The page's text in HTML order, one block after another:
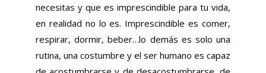
necesitas y que es imprescindible para tu vida,
en realidad no lo es. Imprescindible es comer,
respirar, dormir, beber…lo demás es solo una
rutina, una costumbre y el ser humano es capaz